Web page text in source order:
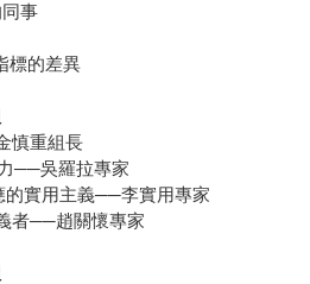
事
標的差異
慎重組長
──吳羅拉專家
的實用主義──李實用專家
者──趙關懷專家